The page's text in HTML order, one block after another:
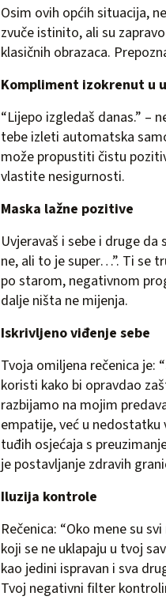
Osim ovih općih situacija,
zvuče istinito, ali su
klasičnih obrazaca.
Kompliment izokrenut u
“Lijepo izgledaš danas.” –
tebe izleti automatska
može propustiti čistu
vlastite nesigurnosti.
Maska lažne pozitive
Uvjeravaš i sebe i druge
ne, ali to je super…”. Ti se
po starom, negativnom
dalje ništa ne mijenja.
Iskrivljeno viđenje sebe
Tvoja omiljena rečenica je:
koristi kako bi opravdao
razbijamo na mojim
empatije, već u
tuđih osjećaja s
je postavljanje zdravih
Iluzija kontrole
Rečenica: “Oko mene su
koji se ne uklapaju u tvoj
kao jedini ispravan i sva
Tvoj negativni filter